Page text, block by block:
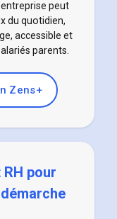
peut
du quotidien,
accessible et
parents.
Zens+
pour